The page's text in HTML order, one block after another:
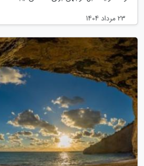
23 مرداد 1404